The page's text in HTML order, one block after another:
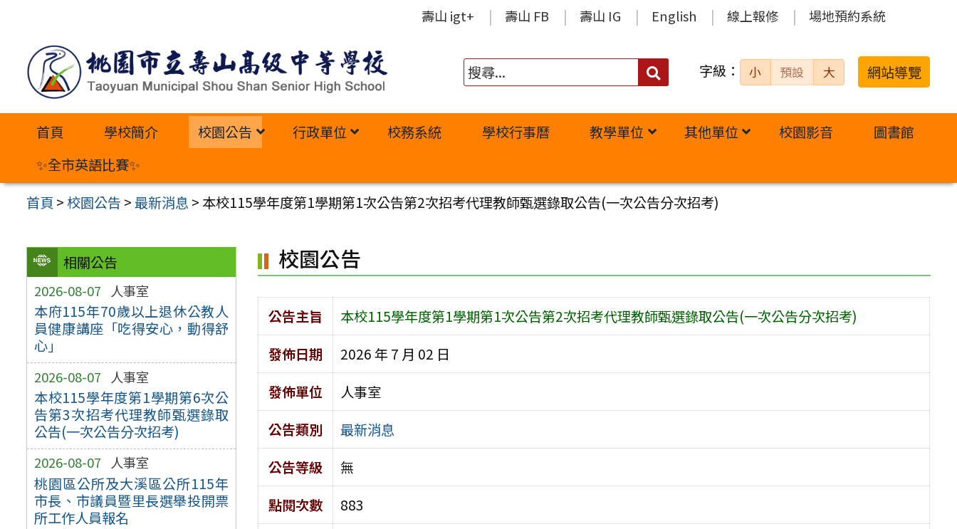
內
壽山 igt+ 壽山 FB 壽山 IG English 線上報修 場地預約系統
搜
字級： 小 預設 大 網站導覽
首頁 學校簡介 校園公告 行政單位 校務系統 學校行事曆 教學單位 其他單位 校園影音
圖書館
✨全市英語比賽✨
首頁 >校園公告 >最新消息 > 本校115學年度第1學期第1次公告第2次招考代理教師甄選錄取公告(一次公告分次招考)
相關公告
2026-08-07 人事室
本府115年70歲以上退休公教人
員健康講座「吃得安心，動得舒
心」
2026-08-07 人事室
本校115學年度第1學期第6次公
告第3次招考代理教師甄選錄取
公告(一次公告分次招考)
2026-08-07 人事室
桃園區公所及大溪區公所115年
市長、市議員暨里長選舉投開票
所工作人員報名
校園公告
公告主旨
本校115學年度第1學期第1次公告第2次招考代理教師甄選錄取公告(一次公告分次招考)
發佈日期
2026 年 7 月 02 日
發佈單位
人事室
公告類別
最新消息
公告等級
無
點閱次數
883